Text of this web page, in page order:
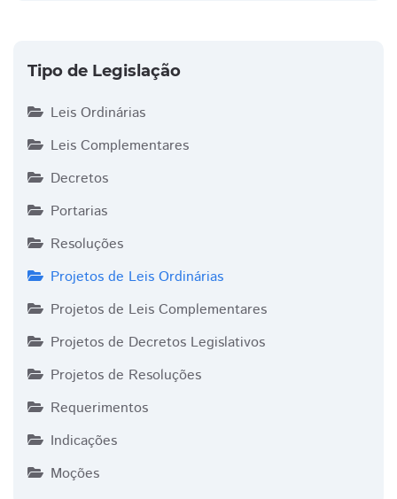
Tipo de Legislação
Leis Ordinárias
Leis Complementares
Decretos
Portarias
Resoluções
Projetos de Leis Ordinárias
Projetos de Leis Complementares
Projetos de Decretos Legislativos
Projetos de Resoluções
Requerimentos
Indicações
Moções